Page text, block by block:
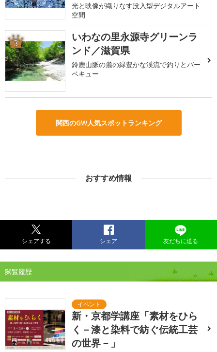
光と映像が織りなす没入型デジタルアート
空間
3
いわなの里永源寺グリーンラ
ンド／滋賀県
鈴鹿山脈の麓の緑豊かな渓流で釣りとバー
ベキュー
関西のGW人気スポットランキング
おすすめ情報
シェアする シェア 友だちに送る
閲覧履歴
新・京都学講座「素材をひら
く－漆と染料で紡ぐ伝統工芸
の世界－」